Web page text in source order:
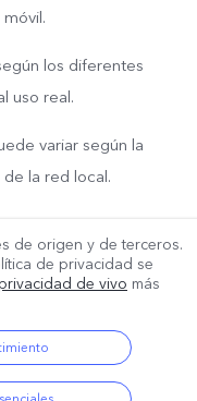
los diferentes
uso real.
variar según la
la red local.
de origen y de terceros.
de privacidad se
de vivo más